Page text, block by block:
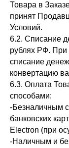
Товара в
принят
Условий.
6.2. Списание
рублях РФ. При
списание
конвертацию
6.3. Оплата
способами:
-Безналичным
банковских
Electron (при
-Наличным и